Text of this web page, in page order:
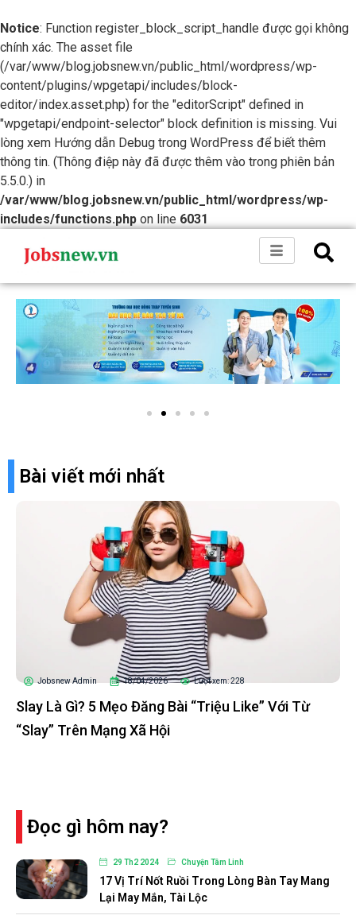
Notice: Function register_block_script_handle được gọi không
chính xác. The asset file
(/var/www/blog.jobsnew.vn/public_html/wordpress/wp-
content/plugins/wpgetapi/includes/block-
editor/index.asset.php) for the "editorScript" defined in
"wpgetapi/endpoint-selector" block definition is missing. Vui
lòng xem Hướng dẫn Debug trong WordPress để biết thêm
thông tin. (Thông điệp này đã được thêm vào trong phiên bản
5.5.0.) in
/var/www/blog.jobsnew.vn/public_html/wordpress/wp-
includes/functions.php on line 6031
Bài viết mới nhất
Jobsnew Admin 18/04/2026 Lượt xem: 228
Slay Là Gì? 5 Mẹo Đăng Bài “Triệu Like” Với Từ
“Slay” Trên Mạng Xã Hội
Đọc gì hôm nay?
29 Th2 2024 Chuyện Tâm Linh
17 Vị Trí Nốt Ruồi Trong Lòng Bàn Tay Mang
Lại May Mắn, Tài Lộc